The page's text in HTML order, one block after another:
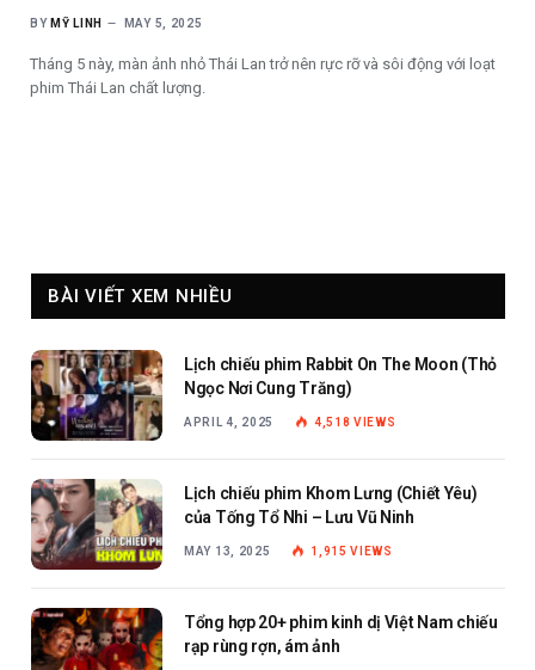
BY MỸ LINH MAY 5, 2025
Tháng 5 này, màn ảnh nhỏ Thái Lan trở nên rực rỡ và sôi động với loạt
phim Thái Lan chất lượng.
BÀI VIẾT XEM NHIỀU
Lịch chiếu phim Rabbit On The Moon (Thỏ
Ngọc Nơi Cung Trăng)
APRIL 4, 2025 4,518VIEWS
Lịch chiếu phim Khom Lưng (Chiết Yêu)
của Tống Tổ Nhi – Lưu Vũ Ninh
MAY 13, 2025 1,915VIEWS
Tổng hợp 20+ phim kinh dị Việt Nam chiếu
rạp rùng rợn, ám ảnh